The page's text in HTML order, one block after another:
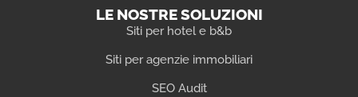
LE NOSTRE SOLUZIONI
Siti per hotel e b&b
Siti per agenzie immobiliari
SEO Audit